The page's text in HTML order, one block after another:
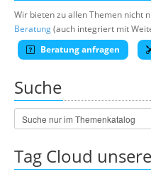
Wir bieten zu allen Themen nicht
Beratung(auch integriert mit
Beratung anfragen
Suche
Tag Cloud